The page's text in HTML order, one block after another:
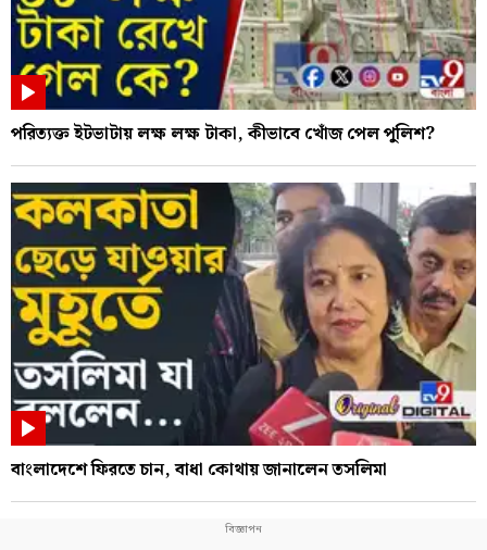
পরিত্যক্ত ইটভাটায় লক্ষ লক্ষ টাকা, কীভাবে খোঁজ পেল পুলিশ?
বাংলাদেশে ফিরতে চান, বাধা কোথায় জানালেন তসলিমা